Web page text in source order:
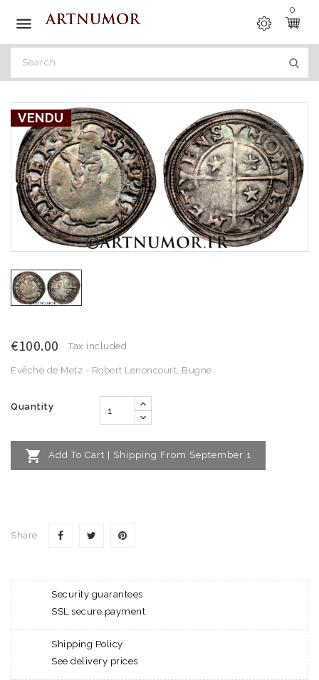

0
VENDU
€100.00 Tax included
Evêché de Metz - Robert Lenoncourt, Bugne
Quantity
 Add To Cart | Shipping From September 1
Share
Security guarantees
SSL secure payment
Shipping Policy
See delivery prices